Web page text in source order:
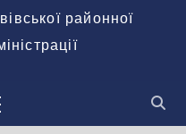
районної